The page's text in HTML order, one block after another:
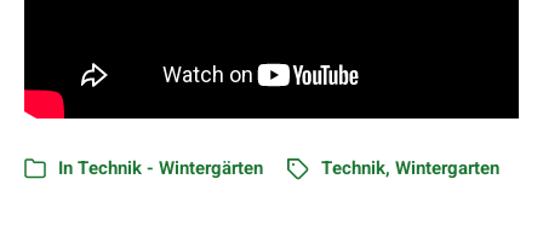
InTechnik - Wintergärten Technik, Wintergarten